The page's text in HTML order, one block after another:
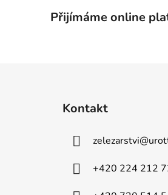
Přijímáme online
Kontakt
zelezarstvi@
+420 224 212